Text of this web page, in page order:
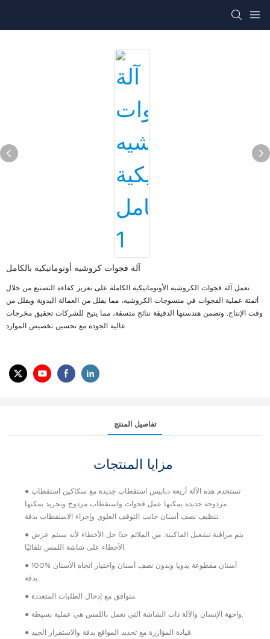
آلة فجوات كروشيه أوتوماتيكية بالكامل
تعمل آلة فجوات الكروشيه الأوتوماتيكية الكاملة على تعزيز كفاءة التصنيع من خلال
أتمتة عملية الفجوات في منسوجات الكروشيه، مما يقلل من العمالة اليدوية ويقلل من
وقت الإنتاج. وتضمن هندستها الدقيقة نتائج متسقة، مما يتيح للشركات تحقيق مخرجات
تفاصيل المنتج
● تستخدم هذه الآلة أربعة دبابيس استقطاب جديدة مع سكاكين استقطاب
مزدوجة جديدة يمكنها عمل فجوات واستقطاب مزدوج وتجريد يمكنها
تنظيف نصف أسنان جانب التوقف العلوي وإجراء الاستقطاب بدقة.
● يتم مراقبة تشغيل الماكينة. من الملائم جدًا حل الأخطاء لأنه سيتم عرض
● 100% أسنان مقطوعة يدويا وبدون نصف أسنان واختيار اتجاه الأسنان
بدقة.
● متوافق مع إدخال الطلبات المتعددة.